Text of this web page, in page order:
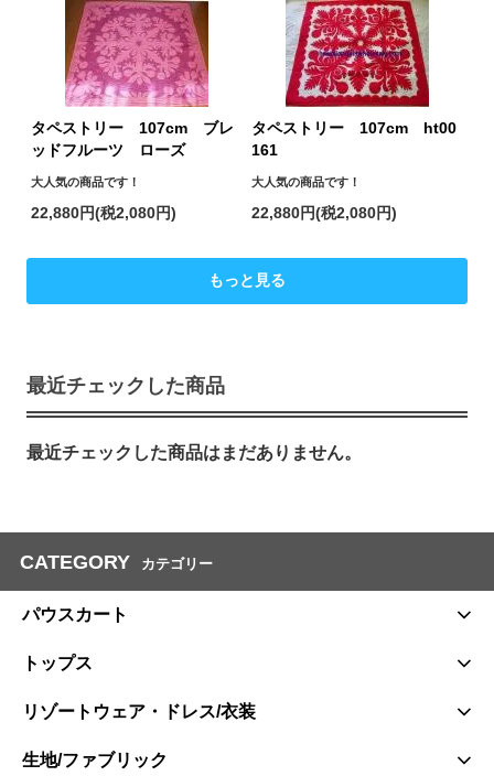
タペストリー 107cm ブレ
ッドフルーツ ローズ
大人気の商品です！
22,880円(税2,080円)
タペストリー 107cm ht00
161
大人気の商品です！
22,880円(税2,080円)
もっと見る
最近チェックした商品
最近チェックした商品はまだありません。
CATEGORY カテゴリー
パウスカート
トップス
リゾートウェア・ドレス/衣装
生地/ファブリック